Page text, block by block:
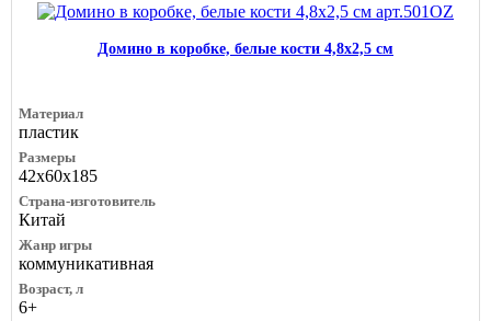
Домино в коробке, белые кости 4,8х2,5 см
Материал
пластик
Размеры
42х60х185
Страна-изготовитель
Китай
Жанр игры
коммуникативная
Возраст, л
6+